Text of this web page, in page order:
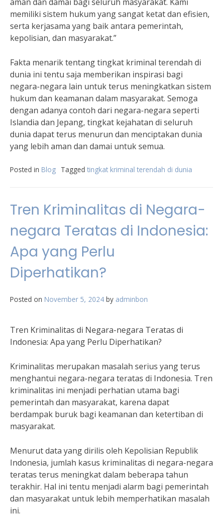
memiliki sistem hukum yang sangat ketat dan efisien,
serta kerjasama yang baik antara pemerintah,
kepolisian, dan masyarakat.”
Fakta menarik tentang tingkat kriminal terendah di
dunia ini tentu saja memberikan inspirasi bagi
negara-negara lain untuk terus meningkatkan sistem
hukum dan keamanan dalam masyarakat. Semoga
dengan adanya contoh dari negara-negara seperti
Islandia dan Jepang, tingkat kejahatan di seluruh
dunia dapat terus menurun dan menciptakan dunia
yang lebih aman dan damai untuk semua.
Posted in Blog Tagged tingkat kriminal terendah di dunia
Tren Kriminalitas di Negara-
negara Teratas di Indonesia:
Apa yang Perlu
Diperhatikan?
Posted on November 5, 2024 by adminbon
Tren Kriminalitas di Negara-negara Teratas di
Indonesia: Apa yang Perlu Diperhatikan?
Kriminalitas merupakan masalah serius yang terus
menghantui negara-negara teratas di Indonesia. Tren
kriminalitas ini menjadi perhatian utama bagi
pemerintah dan masyarakat, karena dapat
berdampak buruk bagi keamanan dan ketertiban di
masyarakat.
Menurut data yang dirilis oleh Kepolisian Republik
Indonesia, jumlah kasus kriminalitas di negara-negara
teratas terus meningkat dalam beberapa tahun
terakhir. Hal ini tentu menjadi alarm bagi pemerintah
dan masyarakat untuk lebih memperhatikan masalah
ini.